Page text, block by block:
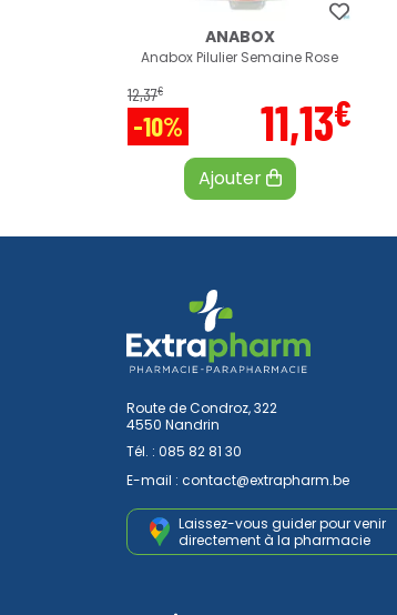
ANABOX
Anabox Pilulier Semaine Rose
12,37€
-10% 11,13€
Ajouter
Route de Condroz, 322
4550 Nandrin
Tél. : 085 82 81 30
E-mail : contact@extrapharm.be
Laissez-vous guider pour venir
directement à la pharmacie